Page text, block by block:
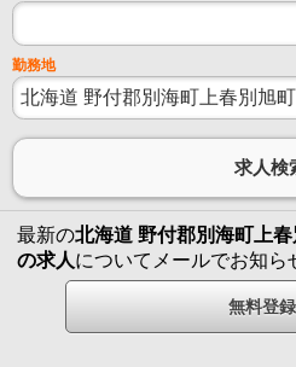
勤務地
最新の北海道 野付郡別海町上
の求人についてメールでお知ら